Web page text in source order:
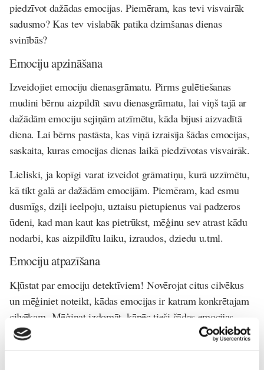
piedzīvot dažādas emocijas. Piemēram, kas tevi visvairāk
sadusmo? Kas tev vislabāk patika dzimšanas dienas
svinībās?
Emociju apzināšana
Izveidojiet emociju dienasgrāmatu. Pirms gulētiešanas
mudini bērnu aizpildīt savu dienasgrāmatu, lai viņš tajā ar
dažādām emociju sejiņām atzīmētu, kāda bijusi aizvadītā
diena. Lai bērns pastāsta, kas viņā izraisīja šādas emocijas,
saskaita, kuras emocijas dienas laikā piedzīvotas visvairāk.
Lieliski, ja kopīgi varat izveidot grāmatiņu, kurā uzzīmētu,
kā tikt galā ar dažādām emocijām. Piemēram, kad esmu
dusmīgs, dziļi ieelpoju, uztaisu pietupienus vai padzeros
ūdeni, kad man kaut kas pietrūkst, mēģinu sev atrast kādu
nodarbi, kas aizpildītu laiku, izraudos, dziedu u.tml.
Emociju atpazīšana
Kļūstat par emociju detektīviem! Novērojat citus cilvēkus
un mēģiniet noteikt, kādas emocijas ir katram konkrētajam
cilvēkam. Mēģinat izdomāt, kāpēc tieši šādas emocijas.